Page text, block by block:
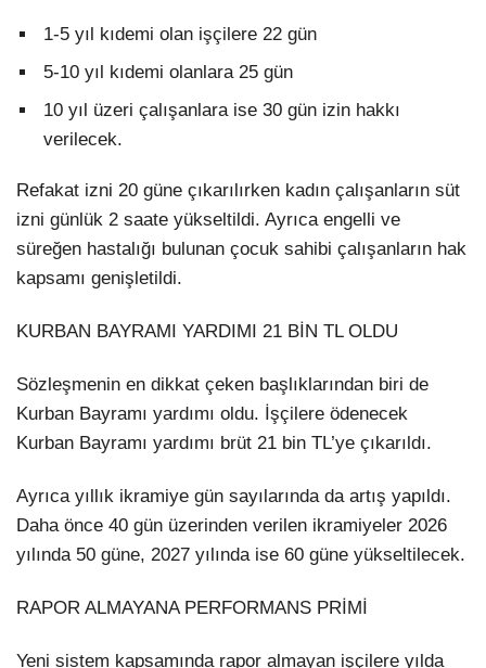
1-5 yıl kıdemi olan işçilere 22 gün
5-10 yıl kıdemi olanlara 25 gün
10 yıl üzeri çalışanlara ise 30 gün izin hakkı
verilecek.
Refakat izni 20 güne çıkarılırken kadın çalışanların süt
izni günlük 2 saate yükseltildi. Ayrıca engelli ve
süreğen hastalığı bulunan çocuk sahibi çalışanların hak
kapsamı genişletildi.
KURBAN BAYRAMI YARDIMI 21 BİN TL OLDU
Sözleşmenin en dikkat çeken başlıklarından biri de
Kurban Bayramı yardımı oldu. İşçilere ödenecek
Kurban Bayramı yardımı brüt 21 bin TL’ye çıkarıldı.
Ayrıca yıllık ikramiye gün sayılarında da artış yapıldı.
Daha önce 40 gün üzerinden verilen ikramiyeler 2026
yılında 50 güne, 2027 yılında ise 60 güne yükseltilecek.
RAPOR ALMAYANA PERFORMANS PRİMİ
Yeni sistem kapsamında rapor almayan işçilere yılda